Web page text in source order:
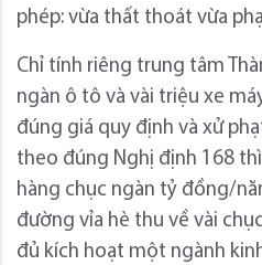
phép: vừa thất thoát vừa
Chỉ tính riêng trung tâm
ngàn ô tô và vài triệu xe
đúng giá quy định và xử
theo đúng Nghị định 168
hàng chục ngàn tỷ đồng/
đường vỉa hè thu về vài
đủ kích hoạt một ngành